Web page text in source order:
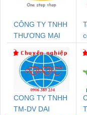
CÔNG TY TNHH
THƯƠNG MẠI
NAM
CONG TY TNHH
TM-DV DAI